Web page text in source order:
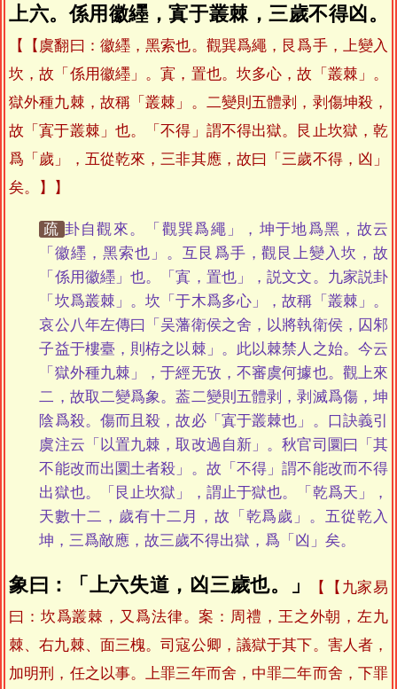
上六。係用徽纆，寘于叢棘，三歲不得凶。
【虞翻曰：徽纆，黑索也。觀巽爲繩，艮爲手，上變入
坎，故「係用徽纆」。寘，置也。坎多心，故「叢棘」。
獄外種九棘，故稱「叢棘」。二變則五體剥，剥傷坤殺，
故「寘于叢棘」也。「不得」謂不得出獄。艮止坎獄，乾
爲「歲」，五從乾來，三非其應，故曰「三歲不得，凶」
矣。】
疏 卦自觀來。「觀巽爲繩」，坤于地爲黑，故云
「徽纆，黑索也」。互艮爲手，觀艮上變入坎，故
「係用徽纆」也。「寘，置也」，説文文。九家説卦
「坎爲叢棘」。坎「于木爲多心」，故稱「叢棘」。
哀公八年左傳曰「吴藩衛侯之舍，以將執衛侯，囚邾
子益于樓臺，則栫之以棘」。此以棘禁人之始。今云
「獄外種九棘」，于經无攷，不審虞何據也。觀上來
二，故取二變爲象。葢二變則五體剥，剥滅爲傷，坤
陰爲殺。傷而且殺，故必「寘于叢棘也」。口訣義引
虞注云「以置九棘，取改過自新」。秋官司圜曰「其
不能改而出圜土者殺」。故「不得」謂不能改而不得
出獄也。「艮止坎獄」，謂止于獄也。「乾爲天」，
天數十二，歲有十二月，故「乾爲歲」。五從乾入
坤，三爲敵應，故三歲不得出獄，爲「凶」矣。
象曰：「上六失道，凶三歲也。」
【九家易
曰：坎爲叢棘，又爲法律。案：周禮，王之外朝，左九
棘、右九棘、面三槐。司寇公卿，議獄于其下。害人者，
加明刑，任之以事。上罪三年而舍，中罪二年而舍，下罪